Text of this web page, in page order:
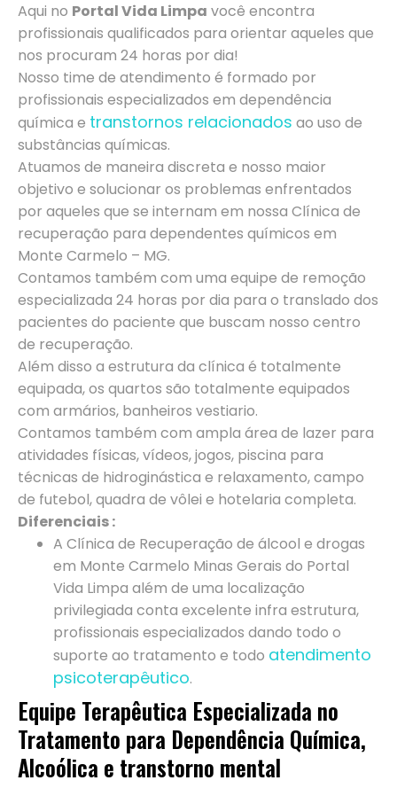
Aqui no Portal Vida Limpa você encontra
profissionais qualificados para orientar aqueles que
nos procuram 24 horas por dia!
Nosso time de atendimento é formado por
profissionais especializados em dependência
química e transtornos relacionados ao uso de
substâncias químicas.
Atuamos de maneira discreta e nosso maior
objetivo e solucionar os problemas enfrentados
por aqueles que se internam em nossa Clínica de
recuperação para dependentes químicos em
Monte Carmelo – MG.
Contamos também com uma equipe de remoção
especializada 24 horas por dia para o translado dos
pacientes do paciente que buscam nosso centro
de recuperação.
Além disso a estrutura da clínica é totalmente
equipada, os quartos são totalmente equipados
com armários, banheiros vestiario.
Contamos também com ampla área de lazer para
atividades físicas, vídeos, jogos, piscina para
técnicas de hidroginástica e relaxamento, campo
de futebol, quadra de vôlei e hotelaria completa.
Diferenciais :
A Clínica de Recuperação de álcool e drogas
em Monte Carmelo Minas Gerais do Portal
Vida Limpa além de uma localização
privilegiada conta excelente infra estrutura,
profissionais especializados dando todo o
suporte ao tratamento e todo atendimento
psicoterapêutico.
Equipe Terapêutica Especializada no
Tratamento para Dependência Química,
Alcoólica e transtorno mental